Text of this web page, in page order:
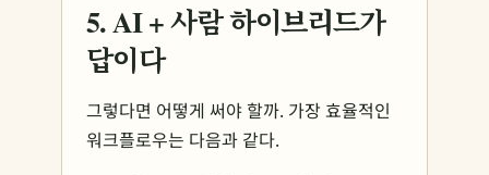
5. AI + 사람 하이브리드가
답이다
그렇다면 어떻게 써야 할까. 가장 효율적인
워크플로우는 다음과 같다.